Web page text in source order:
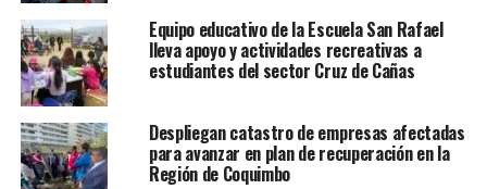
Equipo educativo de la Escuela San Rafael
lleva apoyo y actividades recreativas a
estudiantes del sector Cruz de Cañas
Despliegan catastro de empresas afectadas
para avanzar en plan de recuperación en la
Región de Coquimbo